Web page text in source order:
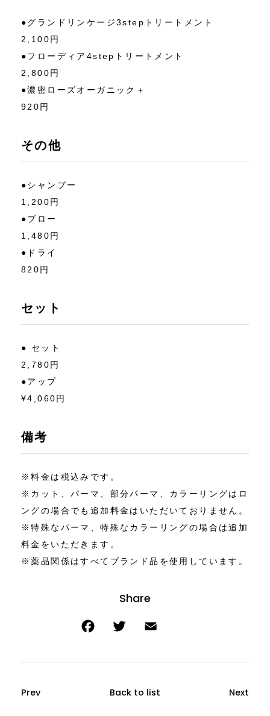
●グランドリンケージ3stepトリートメント
2,100円
●フローディア4stepトリートメント
2,800円
●濃密ローズオーガニック＋
920円
その他
●シャンプー
1,200円
●ブロー
1,480円
●ドライ
820円
セット
● セット
2,780円
●アップ
¥4,060円
備考
※料金は税込みです。
※カット、パーマ、部分パーマ、カラーリングはロ
ングの場合でも追加料金はいただいておりません。
※特殊なパーマ、特殊なカラーリングの場合は追加
料金をいただきます。
※薬品関係はすべてブランド品を使用しています。
Prev Back to list Next